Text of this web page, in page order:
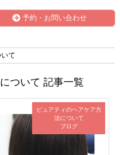
予約・お問い合わせ
て
ついて 記事一覧
ピュアティのヘアケア方
法について
ブログ